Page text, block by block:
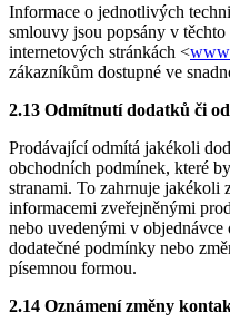
Informace o jednotlivých
smlouvy jsou popsány v
internetových stránkách <
zákazníkům dostupné ve
2.13 Odmítnutí dodatků či
Prodávající odmítá jakékoli
obchodních podmínek, které
stranami. To zahrnuje jakékoli
informacemi zveřejněnými
nebo uvedenými v
dodatečné podmínky nebo
písemnou formou.
2.14 Oznámení změny